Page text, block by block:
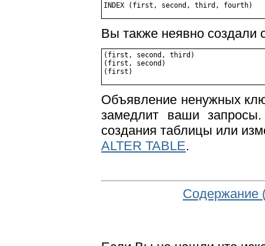
Вы также неявно
(first, second, third)
(first, second)
Объявление ненужных
замедлит ваши
создания таблицы или
ALTER TABLE.
Содержание